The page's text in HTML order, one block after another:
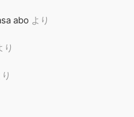
abo より
り